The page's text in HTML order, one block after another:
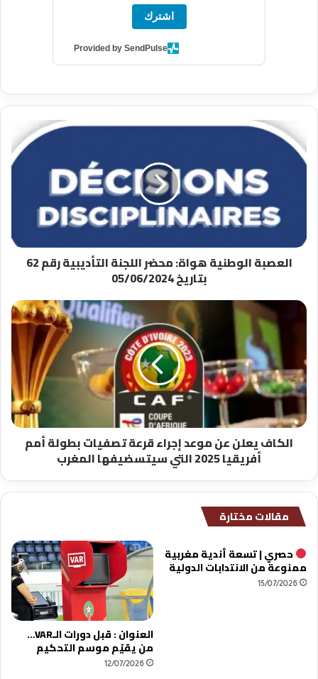
اشترك
Provided by SendPulse
العصبة
الوطنية
هواة:
بتاريخ
05/06/2024
العصبة الوطنية هواة: محضر اللجنة التأديبية رقم 62
بتاريخ 05/06/2024
الكاف
إجراء
قرعة
تصفيات
بطولة
أمم
أفريقياالكاف يعلن عن موعد إجراء قرعة تصفيات بطولة أمم
أفريقيا 2025 التي سيتسضيفها المغرب
مقالات مختارة
حصري | تسعة أندية مغربية
ممنوعة من الانتدابات الدولية
15/07/2026
العنوان : قبل دورات الـVAR…
من يقيّم موسم التحكيم
12/07/2026